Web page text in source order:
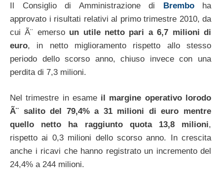
Il Consiglio di Amministrazione di Bremboha
approvato i risultati relativi al primo trimestre 2010, da
cui Ã¨ emerso un utile netto pari a 6,7 milioni di
euro, in netto miglioramento rispetto allo stesso
periodo dello scorso anno, chiuso invece con una
perdita di 7,3 milioni.
Nel trimestre in esame il margine operativo lorodo
Ã¨ salito del 79,4% a 31 milioni di euro mentre
quello netto ha raggiunto quota 13,8 milioni,
rispetto ai 0,3 milioni dello scorso anno. In crescita
anche i ricavi che hanno registrato un incremento del
24,4% a 244 milioni.